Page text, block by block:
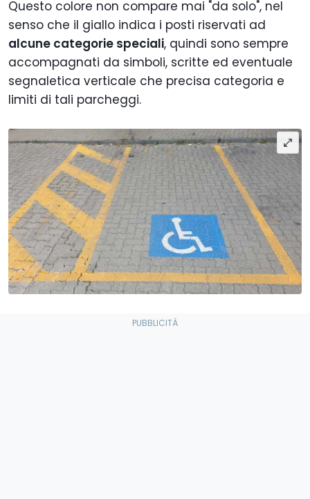
Questo colore non compare mai "da solo", nel
senso che il giallo indica i posti riservati ad
alcune categorie speciali, quindi sono sempre
accompagnati da simboli, scritte ed eventuale
segnaletica verticale che precisa categoria e
limiti di tali parcheggi.